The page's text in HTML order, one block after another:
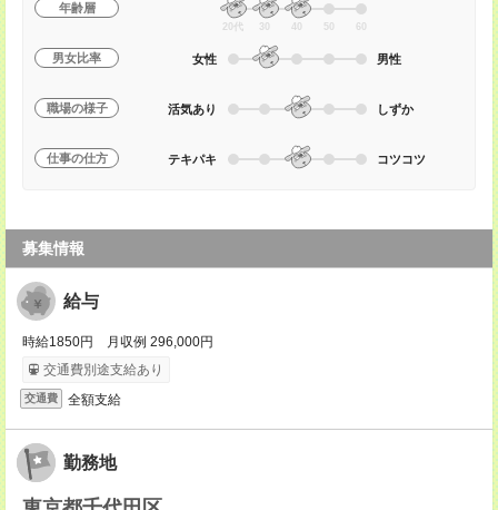
年齢層
20代 30 40 50 60
男女比率 女性 男性
職場の様子 活気あり しずか
仕事の仕方 テキパキ コツコツ
募集情報
給与
時給1850円 月収例 296,000円
交通費別途支給あり
交通費 全額支給
勤務地